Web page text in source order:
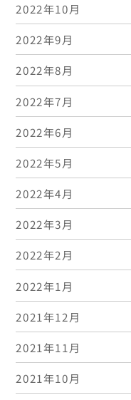
2022年10月
2022年9月
2022年8月
2022年7月
2022年6月
2022年5月
2022年4月
2022年3月
2022年2月
2022年1月
2021年12月
2021年11月
2021年10月